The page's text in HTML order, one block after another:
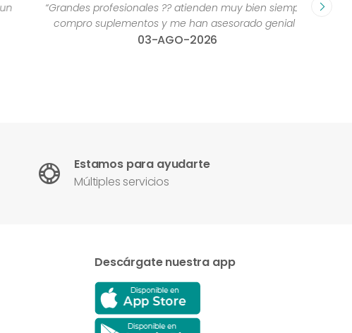
“Grandes profesionales ?? atienden muy bien siempre,
compro suplementos y me han asesorado genial ”
03-AGO-2026
Estamos para ayudarte
Múltiples servicios
Descárgate nuestra app